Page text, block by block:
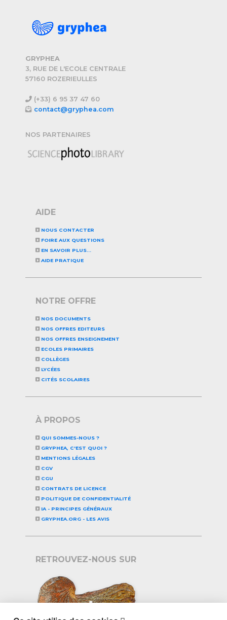
GRYPHEA
3, RUE DE L'ECOLE CENTRALE
57160 ROZERIEULLES
(+33) 6 95 37 47 60
contact@gryphea.com
NOS PARTENAIRES
AIDE
NOUS CONTACTER
FOIRE AUX QUESTIONS
EN SAVOIR PLUS...
AIDE PRATIQUE
NOTRE OFFRE
NOS DOCUMENTS
NOS OFFRES EDITEURS
NOS OFFRES ENSEIGNEMENT
ECOLES PRIMAIRES
COLLÈGES
LYCÉES
CITÉS SCOLAIRES
À PROPOS
QUI SOMMES-NOUS ?
GRYPHEA, C'EST QUOI ?
MENTIONS LÉGALES
CGV
CGU
CONTRATS DE LICENCE
POLITIQUE DE CONFIDENTIALITÉ
IA - PRINCIPES GÉNÉRAUX
GRYPHEA.ORG - LES AVIS
RETROUVEZ-NOUS SUR